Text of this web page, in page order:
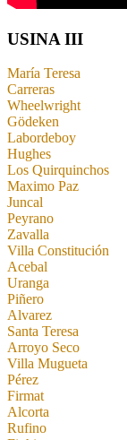
USINA III
María Teresa
Carreras
Wheelwright
Gödeken
Labordeboy
Hughes
Los Quirquinchos
Maximo Paz
Juncal
Peyrano
Zavalla
Villa Constitución
Acebal
Uranga
Piñero
Alvarez
Santa Teresa
Arroyo Seco
Villa Mugueta
Pérez
Firmat
Alcorta
Rufino